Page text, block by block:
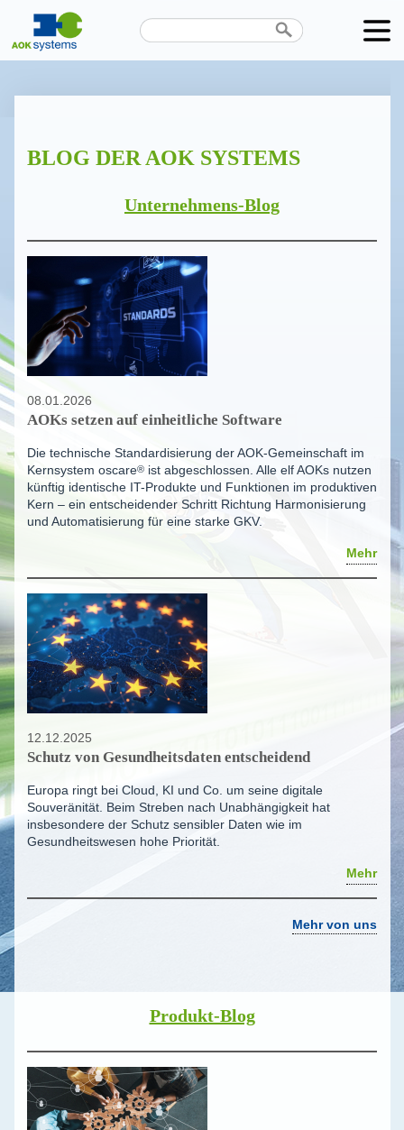
BLOG DER AOK SYSTEMS
Unternehmens-Blog
08.01.2026
AOKs setzen auf einheitliche Software
Die technische Standardisierung der AOK-Gemeinschaft im
Kernsystem oscare® ist abgeschlossen. Alle elf AOKs nutzen
künftig identische IT-Produkte und Funktionen im produktiven
Kern – ein entscheidender Schritt Richtung Harmonisierung
und Automatisierung für eine starke GKV.
Mehr
12.12.2025
Schutz von Gesundheitsdaten entscheidend
Europa ringt bei Cloud, KI und Co. um seine digitale
Souveränität. Beim Streben nach Unabhängigkeit hat
insbesondere der Schutz sensibler Daten wie im
Gesundheitswesen hohe Priorität.
Mehr
Mehr von uns
Produkt-Blog
Karriere
Termine
Kontakt
Datenschutz